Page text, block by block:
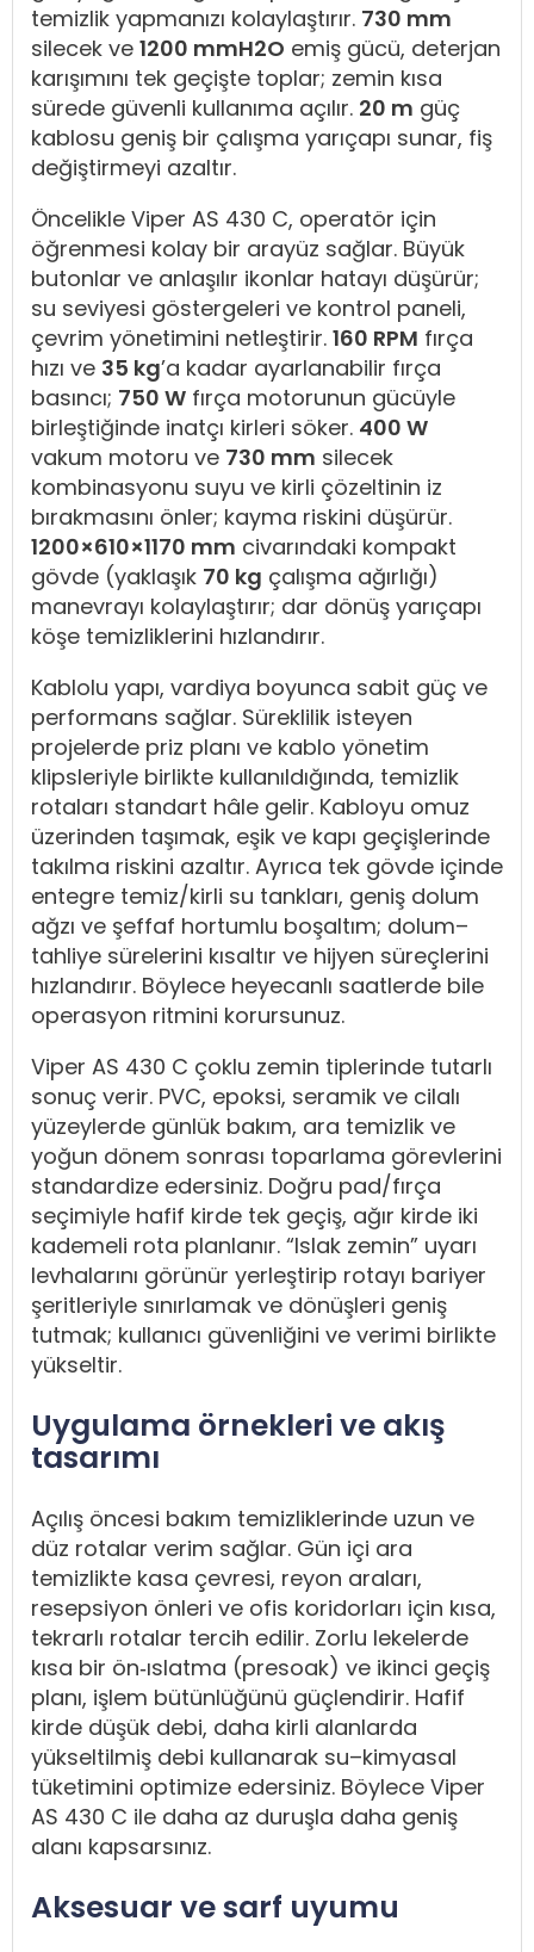
temizlik yapmanızı kolaylaştırır. 730 mm
silecek ve 1200 mmH2O emiş gücü, deterjan
karışımını tek geçişte toplar; zemin kısa
sürede güvenli kullanıma açılır. 20 m güç
kablosu geniş bir çalışma yarıçapı sunar, fiş
değiştirmeyi azaltır.
Öncelikle Viper AS 430 C, operatör için
öğrenmesi kolay bir arayüz sağlar. Büyük
butonlar ve anlaşılır ikonlar hatayı düşürür;
su seviyesi göstergeleri ve kontrol paneli,
çevrim yönetimini netleştirir. 160 RPM fırça
hızı ve 35 kg’a kadar ayarlanabilir fırça
basıncı; 750 W fırça motorunun gücüyle
birleştiğinde inatçı kirleri söker. 400 W
vakum motoru ve 730 mm silecek
kombinasyonu suyu ve kirli çözeltinin iz
bırakmasını önler; kayma riskini düşürür.
1200×610×1170 mm civarındaki kompakt
gövde (yaklaşık 70 kg çalışma ağırlığı)
manevrayı kolaylaştırır; dar dönüş yarıçapı
köşe temizliklerini hızlandırır.
Kablolu yapı, vardiya boyunca sabit güç ve
performans sağlar. Süreklilik isteyen
projelerde priz planı ve kablo yönetim
klipsleriyle birlikte kullanıldığında, temizlik
rotaları standart hâle gelir. Kabloyu omuz
üzerinden taşımak, eşik ve kapı geçişlerinde
takılma riskini azaltır. Ayrıca tek gövde içinde
entegre temiz/kirli su tankları, geniş dolum
ağzı ve şeffaf hortumlu boşaltım; dolum–
tahliye sürelerini kısaltır ve hijyen süreçlerini
hızlandırır. Böylece heyecanlı saatlerde bile
operasyon ritmini korursunuz.
Viper AS 430 C çoklu zemin tiplerinde tutarlı
sonuç verir. PVC, epoksi, seramik ve cilalı
yüzeylerde günlük bakım, ara temizlik ve
yoğun dönem sonrası toparlama görevlerini
standardize edersiniz. Doğru pad/fırça
seçimiyle hafif kirde tek geçiş, ağır kirde iki
kademeli rota planlanır. “Islak zemin” uyarı
levhalarını görünür yerleştirip rotayı bariyer
şeritleriyle sınırlamak ve dönüşleri geniş
tutmak; kullanıcı güvenliğini ve verimi birlikte
yükseltir.
Uygulama örnekleri ve akış
tasarımı
Açılış öncesi bakım temizliklerinde uzun ve
düz rotalar verim sağlar. Gün içi ara
temizlikte kasa çevresi, reyon araları,
resepsiyon önleri ve ofis koridorları için kısa,
tekrarlı rotalar tercih edilir. Zorlu lekelerde
kısa bir ön‑ıslatma (presoak) ve ikinci geçiş
planı, işlem bütünlüğünü güçlendirir. Hafif
kirde düşük debi, daha kirli alanlarda
yükseltilmiş debi kullanarak su–kimyasal
tüketimini optimize edersiniz. Böylece Viper
AS 430 C ile daha az duruşla daha geniş
alanı kapsarsınız.
Aksesuar ve sarf uyumu